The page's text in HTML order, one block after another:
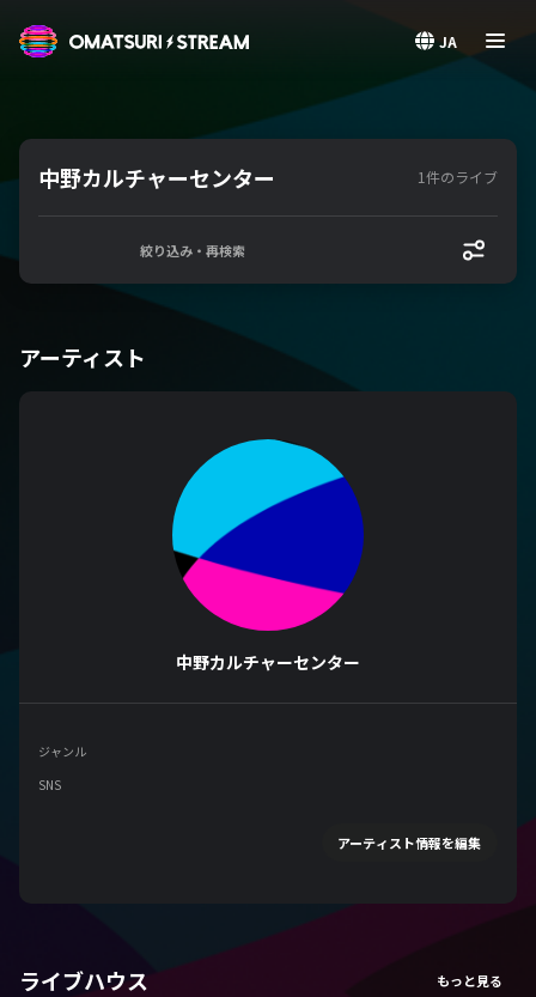
JA
中野カルチャーセンター 1件のライブ
絞り込み・再検索
アーティスト
中野カルチャーセンター
ジャンル
SNS
アーティスト情報を編集
ライブハウス